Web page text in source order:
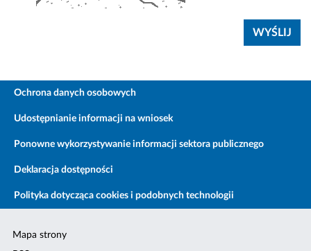
Ochrona danych osobowych
Udostępnianie informacji na wniosek
Ponowne wykorzystywanie informacji sektora publicznego
Deklaracja dostępności
Polityka dotycząca cookies i podobnych technologii
Mapa strony